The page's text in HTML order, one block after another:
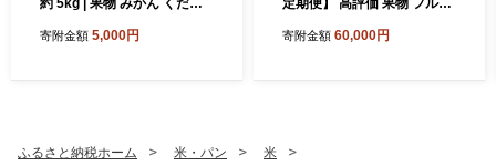
橘 みかん 柑橘類 みかん ミカ
寄附金額 5,000円
みかん 不知火 スイカ ぶどう
寄附金額 60,000円
ふるさと納税ホーム 米・パン
米